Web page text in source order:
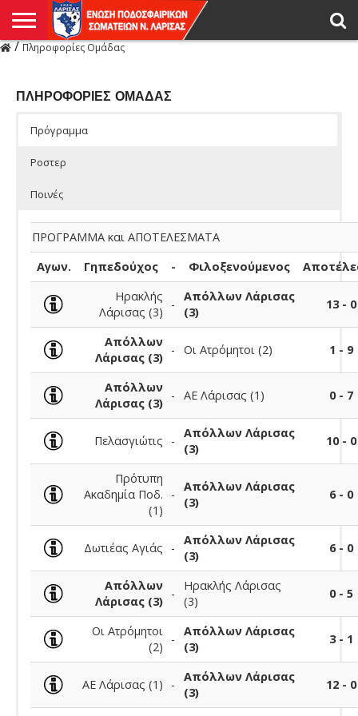
Η
/Πληροφορίες Ομάδας
ΠΛΗΡΟΦΟΡΙΕΣ ΟΜΑΔΑΣ
Πρόγραμμα
Ροστερ
Ποινές
ΠΡΟΓΡΑΜΜΑ και ΑΠΟΤΕΛΕΣΜΑΤΑ
Αγων.
Γηπεδούχος - Φιλοξενούμενος
Ηρακλής
Λάρισας (3)
-
Απόλλων Λάρισας
(3)
13 - 0
Απόλλων
Λάρισας (3)
- Οι Ατρόμητοι (2) 1 - 9
Απόλλων
Λάρισας (3)
- ΑΕ Λάρισας (1) 0 - 7
Πελασγιώτις -
Απόλλων Λάρισας
(3)
10 - 0
Πρότυπη
Ακαδημία Ποδ.
(1)
-
Απόλλων Λάρισας
(3)
6 - 0
Δωτιέας Αγιάς -
Απόλλων Λάρισας
(3)
6 - 0
Απόλλων
Λάρισας (3)
-
Ηρακλής Λάρισας
(3)
0 - 5
Οι Ατρόμητοι
(2)
-
Απόλλων Λάρισας
(3)
3 - 1
ΑΕ Λάρισας (1) -
Απόλλων Λάρισας
(3)
12 - 0